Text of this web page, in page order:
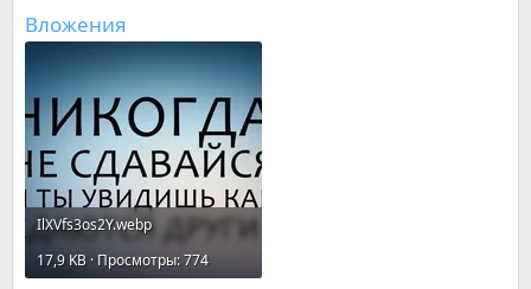
Вложения
IlXVfs3os2Y.webp
17,9 KB · Просмотры: 774